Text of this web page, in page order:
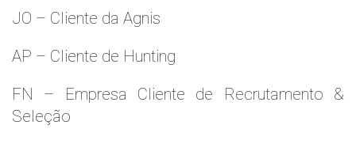
JO – Cliente da Agnis
AP – Cliente de Hunting
FN – Empresa Cliente de Recrutamento &
Seleção